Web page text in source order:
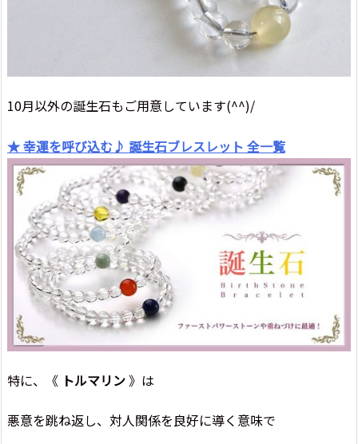
10月以外の誕生石もご用意しています(^^)/
★ 幸運を呼び込む♪ 誕生石ブレスレット 全一覧
特に、《 トルマリン》は
悪意を跳ね返し、対人関係を良好に導く意味で